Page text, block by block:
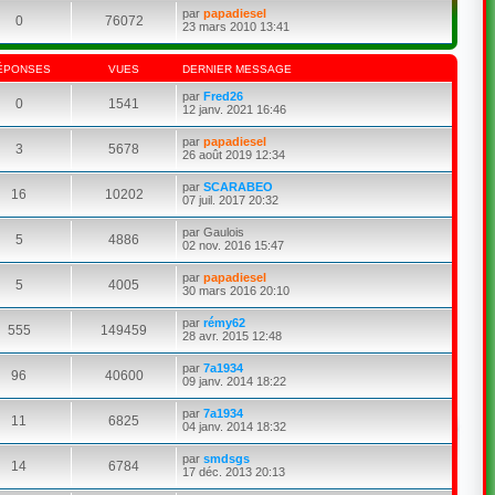
0 76072 parpapadiesel
23 mars 2010 13:41
VUES DERNIER MESSAGE
0 1541 parFred26
12 janv. 2021 16:46
3 5678 parpapadiesel
26 août 2019 12:34
16 10202 parSCARABEO
07 juil. 2017 20:32
5 4886 parGaulois
02 nov. 2016 15:47
5 4005 parpapadiesel
30 mars 2016 20:10
555 149459 parrémy62
28 avr. 2015 12:48
96 40600 par7a1934
09 janv. 2014 18:22
11 6825 par7a1934
04 janv. 2014 18:32
14 6784 parsmdsgs
17 déc. 2013 20:13